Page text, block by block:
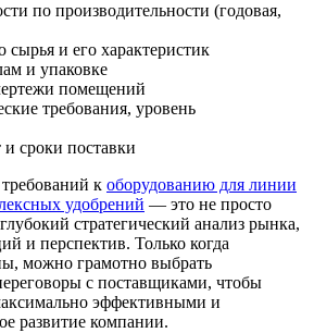
по производительности (годовая,
и его характеристик
и упаковке
помещений
требования, уровень
сроки поставки
к оборудованию для линии
удобрений — это не просто
стратегический анализ рынка,
и перспектив. Только когда
можно грамотно выбрать
с поставщиками, чтобы
эффективными и
развитие компании.